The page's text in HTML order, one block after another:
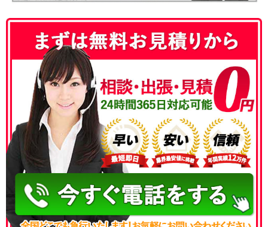
050-3186-4780